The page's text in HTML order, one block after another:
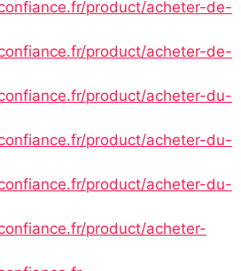
product/acheter-de-
product/acheter-de-
product/acheter-du-
product/acheter-du-
product/acheter-du-
product/acheter-